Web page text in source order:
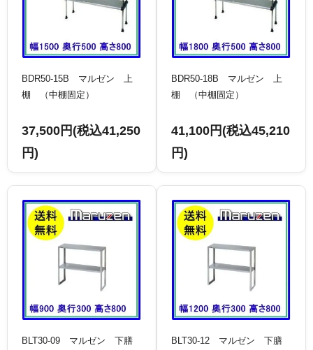
BDR50-15B マルゼン 上
棚 （中棚固定）
37,500円(税込41,250
円)
BDR50-18B マルゼン 上
棚 （中棚固定）
41,100円(税込45,210
円)
BLT30-09 マルゼン 下膳
BLT30-12 マルゼン 下膳